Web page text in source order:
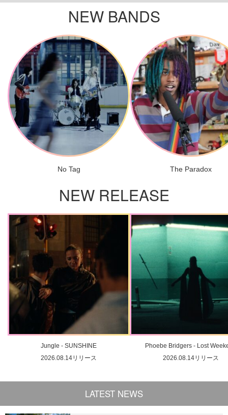
NEW BANDS
No Tag The Paradox
NEW RELEASE
Jungle - SUNSHINE
2026.08.14リリース
Phoebe Bridgers - Lost
2026.08.14リリース
LATEST NEWS